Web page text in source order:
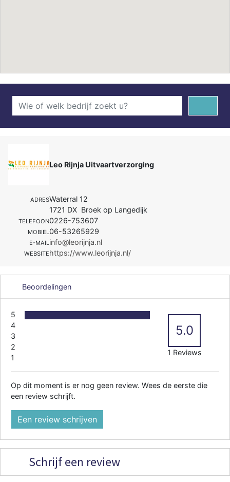
Leo Rijnja Uitvaartverzorging
ADRESWaterral 12
1721 DX Broek op Langedijk
TELEFOON0226-753607
MOBIEL06-53265929
E-MAILinfo@leorijnja.nl
WEBSITEhttps://www.leorijnja.nl/
Beoordelingen
5
4
3
2
1
5.0
1 Reviews
Op dit moment is er nog geen review. Wees de eerste die
een review schrijft.
Een review schrijven
Schrijf een review